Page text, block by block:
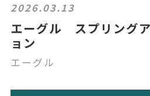
2026.03.13
エーグル スプリング
ョン
エーグル